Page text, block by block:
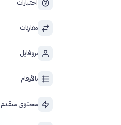
اختبارات
مقارنات
بروفايل
بالأرقام
محتوى متقدم